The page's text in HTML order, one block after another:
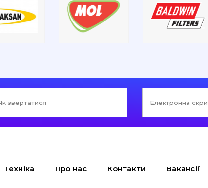
Техніка Про нас Контакти Вакансії